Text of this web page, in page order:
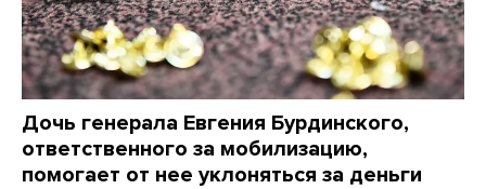
Дочь генерала Евгения Бурдинского,
ответственного за мобилизацию,
помогает от нее уклоняться за деньги